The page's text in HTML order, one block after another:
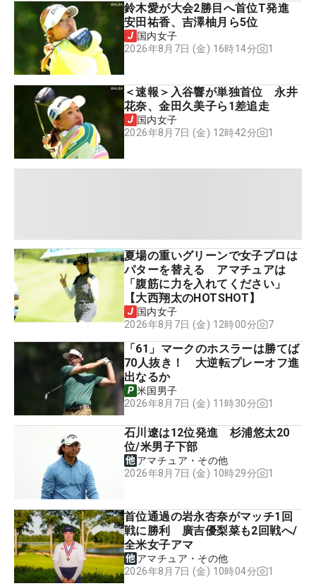
鈴木愛が大会2勝目へ首位T発進
安田祐香、吉澤柚月ら5位
国内女子
2026年8月7日 (金) 16時14分
1
＜速報＞入谷響が単独首位 永井
花奈、金田久美子ら1差追走
国内女子
2026年8月7日 (金) 12時42分
1
夏場の重いグリーンで女子プロは
パターを替える アマチュアは
「腹筋に力を入れてください」
【大西翔太のHOTSHOT】
国内女子
2026年8月7日 (金) 12時00分
7
「61」マークのホスラーは勝てば
70人抜き！ 大逆転プレーオフ進
出なるか
米国男子
2026年8月7日 (金) 11時30分
1
石川遼は12位発進 杉浦悠太20
位/米男子下部
アマチュア・その他
2026年8月7日 (金) 10時29分
1
首位通過の岩永杏奈がマッチ1回
戦に勝利 廣吉優梨菜も2回戦へ/
全米女子アマ
アマチュア・その他
2026年8月7日 (金) 10時04分
1